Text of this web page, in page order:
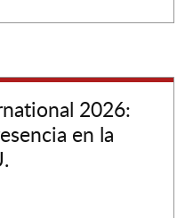
2026:
en la